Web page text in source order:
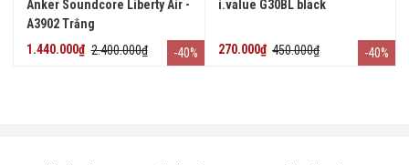
Anker Soundcore Liberty Air -
A3902 Trắng
1.440.000₫ 2.400.000₫ -40%
i.value G30BL black
270.000₫ 450.000₫ -40%